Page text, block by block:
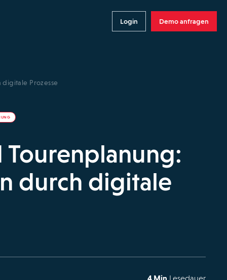
Login Demo anfragen
Prozesse
Tourenplanung:
durch digitale